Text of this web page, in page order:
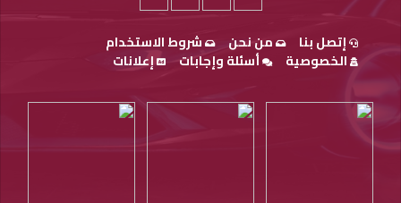
إتصل بنا من نحن
شروط الاستخدام
الخصوصية
أسئلة وإجابات إعلانات